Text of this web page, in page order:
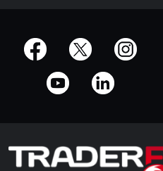
offizielle Social Media-Accounts